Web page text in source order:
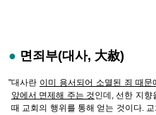
● 면죄부(대사, 大赦)
"대사란 이미 용서되어 소멸된 죄 때
앞에서 면제해 주는 것인데, 선한 지향
때 교회의 행위를 통해 얻는 것이다.